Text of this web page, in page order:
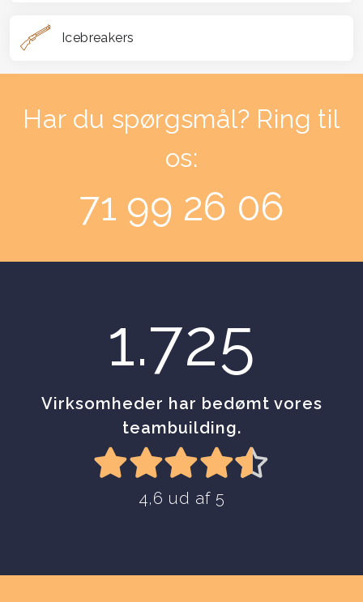
Icebreakers
Har du spørgsmål? Ring til
os:
71 99 26 06
1.725
Virksomheder har bedømt vores
teambuilding.
4,6 ud af 5